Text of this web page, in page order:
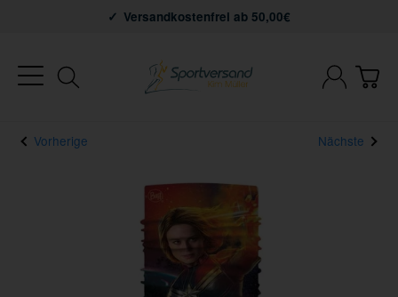
Versandkostenfrei ab 50,00€
Vorherige Nächste